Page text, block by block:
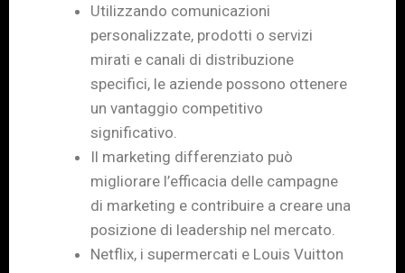
Utilizzando comunicazioni
personalizzate, prodotti o servizi
mirati e canali di distribuzione
specifici, le aziende possono ottenere
un vantaggio competitivo
significativo.
Il marketing differenziato può
migliorare l’efficacia delle campagne
di marketing e contribuire a creare una
posizione di leadership nel mercato.
Netflix, i supermercati e Louis Vuitton